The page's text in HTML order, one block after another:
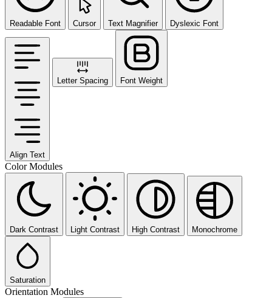
Readable Font Cursor Text Magnifier Dyslexic Font
Align Text
Letter Spacing Font Weight
Color Modules
Dark Contrast Light Contrast High Contrast Monochrome
Saturation
Orientation Modules